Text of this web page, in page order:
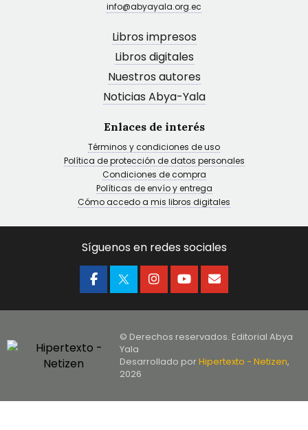
info@abyayala.org.ec
Libros impresos
Libros digitales
Nuestros autores
Noticias Abya-Yala
Enlaces de interés
Términos y condiciones de uso
Política de protección de datos personales
Condiciones de compra
Políticas de envío y entrega
Cómo accedo a mis libros digitales
Síguenos en redes sociales
© Derechos reservados. Editorial Abya
Yala
Desarrollado porHipertexto - Netizen,
2026